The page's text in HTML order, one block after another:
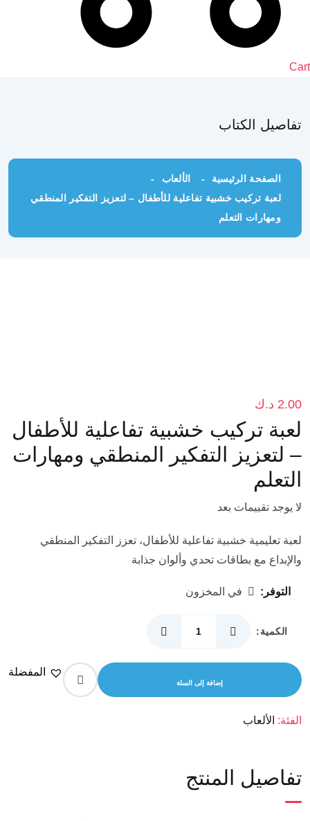
Cart
تفاصيل الكتاب
الصفحة الرئيسية
الألعاب
لعبة تركيب خشبية تفاعلية للأطفال – لتعزيز التفكير المنطقي
ومهارات التعلم
2.00 د.ك
لعبة تركيب خشبية تفاعلية للأطفال
– لتعزيز التفكير المنطقي ومهارات
التعلم
لا يوجد تقييمات بعد
لعبة تعليمية خشبية تفاعلية للأطفال، تعزز التفكير المنطقي
والإبداع مع بطاقات تحدي وألوان جذابة
التوفر: في المخزون
الكمية:
لعبة
خشبية
تفاعلية
لتعزيز
إضافة إلى السلة
المفضلة
الفئة: الألعاب
تفاصيل المنتج